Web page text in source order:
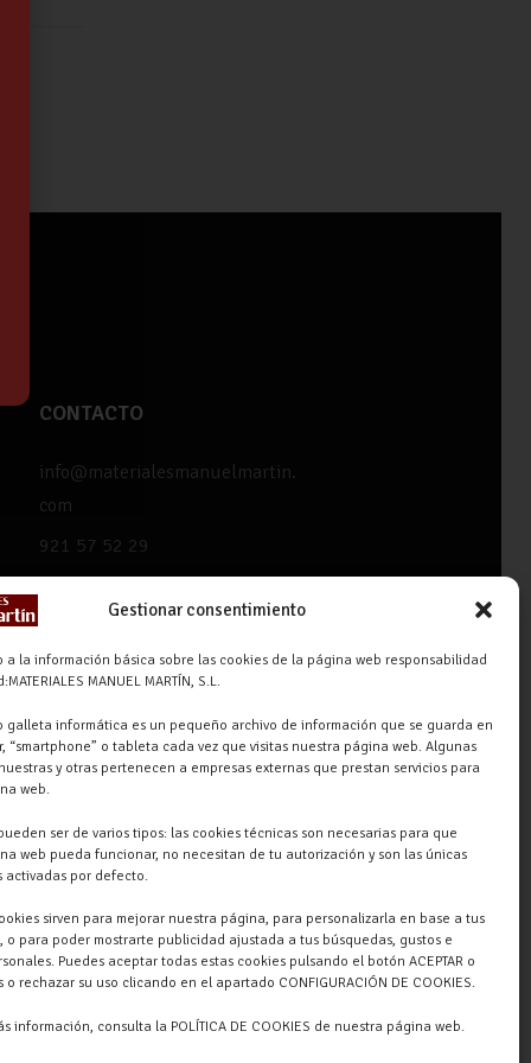
Gestionar consentimiento
a la información básica sobre las cookies de la página web responsabilidad
MANUEL MARTÍN, S.L.
galleta informática es un pequeño archivo de información que se guarda en
“smartphone” o tableta cada vez que visitas nuestra página web. Algunas
y otras pertenecen a empresas externas que prestan servicios para
web.
ser de varios tipos: las cookies técnicas son necesarias para que
web pueda funcionar, no necesitan de tu autorización y son las únicas
activadas por defecto.
sirven para mejorar nuestra página, para personalizarla en base a tus
o para poder mostrarte publicidad ajustada a tus búsquedas, gustos e
Puedes aceptar todas estas cookies pulsando el botón ACEPTAR o
rechazar su uso clicando en el apartado CONFIGURACIÓN DE COOKIES.
información, consulta la POLÍTICA DE COOKIES de nuestra página web.
CONTACTO
info@materialesmanuelmartin.
com
921 57 52 29
Turégano-Navas de Oro, 47,
40280 Navalmanzano, Segovia,
ESPAÑA